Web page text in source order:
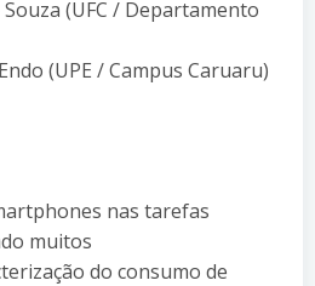
(UFC / Departamento
(UPE / Campus Caruaru)
nas tarefas
muitos
do consumo de